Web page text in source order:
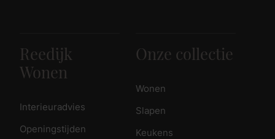
Reedijk
Wonen
Interieuradvies
Openingstijden
Onze collectie
Wonen
Slapen
Keukens